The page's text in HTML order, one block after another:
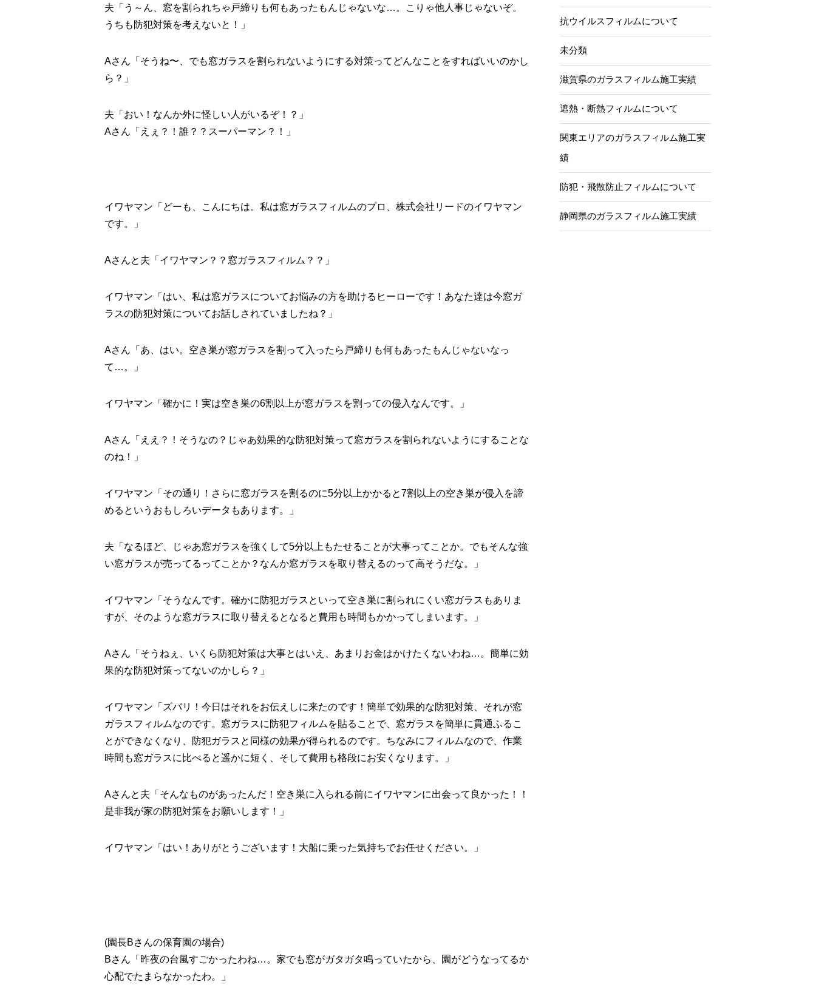
夫「う～ん、窓を割られちゃ戸締りも何もあったもんじゃないな…。こりゃ他人事じゃないぞ。
うちも防犯対策を考えないと！」
Aさん「そうね〜、でも窓ガラスを割られないようにする対策ってどんなことをすればいいのかし
ら？」
夫「おい！なんか外に怪しい人がいるぞ！？」
Aさん「えぇ？！誰？？スーパーマン？！」
イワヤマン「どーも、こんにちは。私は窓ガラスフィルムのプロ、株式会社リードのイワヤマン
です。」
Aさんと夫「イワヤマン？？窓ガラスフィルム？？」
イワヤマン「はい、私は窓ガラスについてお悩みの方を助けるヒーローです！あなた達は今窓ガ
ラスの防犯対策についてお話しされていましたね？」
Aさん「あ、はい。空き巣が窓ガラスを割って入ったら戸締りも何もあったもんじゃないなっ
て…。」
イワヤマン「確かに！実は空き巣の6割以上が窓ガラスを割っての侵入なんです。」
Aさん「ええ？！そうなの？じゃあ効果的な防犯対策って窓ガラスを割られないようにすることな
のね！」
イワヤマン「その通り！さらに窓ガラスを割るのに5分以上かかると7割以上の空き巣が侵入を諦
めるというおもしろいデータもあります。」
夫「なるほど、じゃあ窓ガラスを強くして5分以上もたせることが大事ってことか。でもそんな強
い窓ガラスが売ってるってことか？なんか窓ガラスを取り替えるのって高そうだな。」
イワヤマン「そうなんです。確かに防犯ガラスといって空き巣に割られにくい窓ガラスもありま
すが、そのような窓ガラスに取り替えるとなると費用も時間もかかってしまいます。」
Aさん「そうねぇ、いくら防犯対策は大事とはいえ、あまりお金はかけたくないわね…。簡単に効
果的な防犯対策ってないのかしら？」
イワヤマン「ズバリ！今日はそれをお伝えしに来たのです！簡単で効果的な防犯対策、それが窓
ガラスフィルムなのです。窓ガラスに防犯フィルムを貼ることで、窓ガラスを簡単に貫通ふるこ
とができなくなり、防犯ガラスと同様の効果が得られるのです。ちなみにフィルムなので、作業
時間も窓ガラスに比べると遥かに短く、そして費用も格段にお安くなります。」
Aさんと夫「そんなものがあったんだ！空き巣に入られる前にイワヤマンに出会って良かった！！
是非我が家の防犯対策をお願いします！」
イワヤマン「はい！ありがとうございます！大船に乗った気持ちでお任せください。」
(園長Bさんの保育園の場合)
Bさん「昨夜の台風すごかったわね…。家でも窓がガタガタ鳴っていたから、園がどうなってるか
心配でたまらなかったわ。」
抗ウイルスフィルムについて
未分類
滋賀県のガラスフィルム施工実績
遮熱・断熱フィルムについて
関東エリアのガラスフィルム施工実
績
防犯・飛散防止フィルムについて
静岡県のガラスフィルム施工実績